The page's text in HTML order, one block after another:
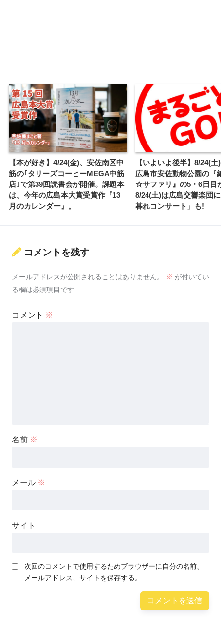
【本が好き】4/24(金)、安佐南区中
筋の｢タリーズコーヒーMEGA中筋
店｣で第39回読書会が開催。課題本
は、今年の広島本大賞受賞作『13
月のカレンダー』。
【いよいよ後半】8/24(
広島市安佐動物公園の『
☆サファリ』の5・6日目
8/24(土)は広島交響楽団
暮れコンサート」も!
コメントを残す
メールアドレスが公開されることはありません。 ※ が付いてい
る欄は必須項目です
コメント ※
名前 ※
メール ※
サイト
次回のコメントで使用するためブラウザーに自分の名前、
メールアドレス、サイトを保存する。